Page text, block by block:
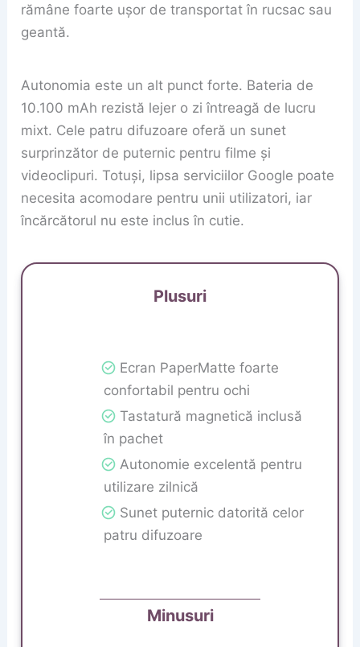
rămâne foarte ușor de transportat în rucsac sau
geantă.
Autonomia este un alt punct forte. Bateria de
10.100 mAh rezistă lejer o zi întreagă de lucru
mixt. Cele patru difuzoare oferă un sunet
surprinzător de puternic pentru filme și
videoclipuri. Totuși, lipsa serviciilor Google poate
necesita acomodare pentru unii utilizatori, iar
încărcătorul nu este inclus în cutie.
Plusuri
Ecran PaperMatte foarte
confortabil pentru ochi
Tastatură magnetică inclusă
în pachet
Autonomie excelentă pentru
utilizare zilnică
Sunet puternic datorită celor
patru difuzoare
Minusuri